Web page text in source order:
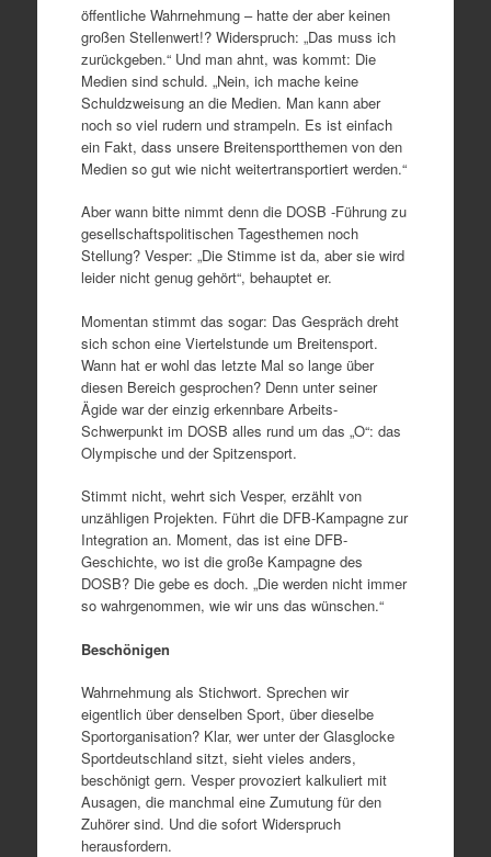
öffentliche Wahrnehmung – hatte der aber keinen
großen Stellenwert!? Widerspruch: „Das muss ich
zurückgeben.“ Und man ahnt, was kommt: Die
Medien sind schuld. „Nein, ich mache keine
Schuldzweisung an die Medien. Man kann aber
noch so viel rudern und strampeln. Es ist einfach
ein Fakt, dass unsere Breitensportthemen von den
Medien so gut wie nicht weitertransportiert werden.“
Aber wann bitte nimmt denn die DOSB -Führung zu
gesellschaftspolitischen Tagesthemen noch
Stellung? Vesper: „Die Stimme ist da, aber sie wird
leider nicht genug gehört“, behauptet er.
Momentan stimmt das sogar: Das Gespräch dreht
sich schon eine Viertelstunde um Breitensport.
Wann hat er wohl das letzte Mal so lange über
diesen Bereich gesprochen? Denn unter seiner
Ägide war der einzig erkennbare Arbeits-
Schwerpunkt im DOSB alles rund um das „O“: das
Olympische und der Spitzensport.
Stimmt nicht, wehrt sich Vesper, erzählt von
unzähligen Projekten. Führt die DFB-Kampagne zur
Integration an. Moment, das ist eine DFB-
Geschichte, wo ist die große Kampagne des
DOSB? Die gebe es doch. „Die werden nicht immer
so wahrgenommen, wie wir uns das wünschen.“
Beschönigen
Wahrnehmung als Stichwort. Sprechen wir
eigentlich über denselben Sport, über dieselbe
Sportorganisation? Klar, wer unter der Glasglocke
Sportdeutschland sitzt, sieht vieles anders,
beschönigt gern. Vesper provoziert kalkuliert mit
Ausagen, die manchmal eine Zumutung für den
Zuhörer sind. Und die sofort Widerspruch
herausfordern.